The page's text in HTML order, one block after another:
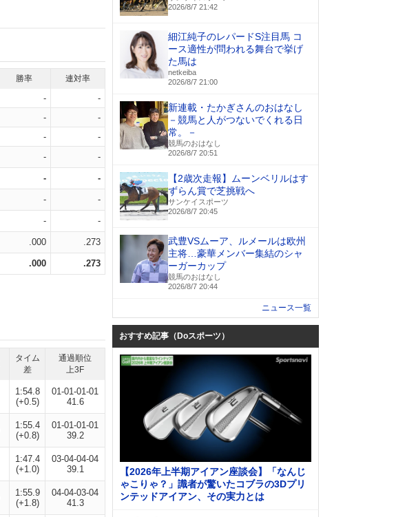
勝率 連対率
-
-
-
-
-
-
- -
- -
- -
- -
.000 .273
.000 .273
タイム
差
通過順位
上3F
1:54.8
(+0.5)
01-01-01-01
41.6
1:55.4
(+0.8)
01-01-01-01
39.2
1:47.4
(+1.0)
03-04-04-04
39.1
1:55.9
(+1.8)
04-04-03-04
41.3
2026/8/7 21:42
細江純子のレパードS注目馬 コ
ース適性が問われる舞台で挙げ
た馬は
netkeiba
2026/8/7 21:00
新連載・たかぎさんのおはなし
－競馬と人がつないでくれる日
常。－
競馬のおはなし
2026/8/7 20:51
【2歳次走報】ムーンベリルはす
ずらん賞で芝挑戦へ
サンケイスポーツ
2026/8/7 20:45
武豊VSムーア、ルメールは欧州
主将…豪華メンバー集結のシャ
ーガーカップ
競馬のおはなし
2026/8/7 20:44
ニュース一覧
おすすめ記事（Doスポーツ）
【2026年上半期アイアン座談会】「なんじ
ゃこりゃ？」識者が驚いたコブラの3Dプリ
ンテッドアイアン、その実力とは